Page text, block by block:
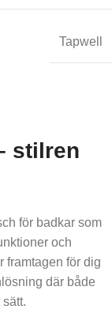
Tapwell
stilren
för badkar som
och
framtagen för dig
där både